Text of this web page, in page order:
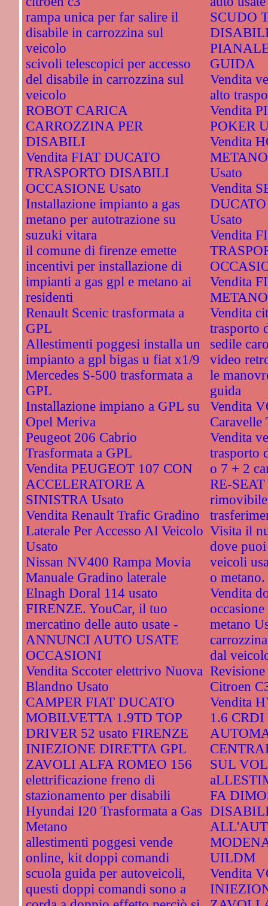
rampa unica per far salire il
disabile in carrozzina sul
veicolo
scivoli telescopici per accesso
del disabile in carrozzina sul
veicolo
ROBOT CARICA
CARROZZINA PER
DISABILI
Vendita FIAT DUCATO
TRASPORTO DISABILI
OCCASIONE Usato
Installazione impianto a gas
metano per autotrazione su
suzuki vitara
il comune di firenze emette
incentivi per installazione di
impianti a gas gpl e metano ai
residenti
Renault Scenic trasformata a
GPL
Allestimenti poggesi installa un
impianto a gpl bigas u fiat x1/9
Mercedes S-500 trasformata a
GPL
Installazione impiano a GPL su
Opel Meriva
Peugeot 206 Cabrio
Trasformata a GPL
Vendita PEUGEOT 107 CON
ACCELERATORE A
SINISTRA Usato
Vendita Renault Trafic Gradino
Laterale Per Accesso Al Veicolo
Usato
Nissan NV400 Rampa Movia
Manuale Gradino laterale
Elnagh Doral 114 usato
FIRENZE. YouCar, il tuo
mercatino delle auto usate -
ANNUNCI AUTO USATE
OCCASIONI
Vendita Sccoter elettrivo Nuova
Blandno Usato
CAMPER FIAT DUCATO
MOBILVETTA 1.9TD TOP
DRIVER 52 usato FIRENZE
INIEZIONE DIRETTA GPL
ZAVOLI ALFA ROMEO 156
elettrificazione freno di
stazionamento per disabili
Hyundai I20 Trasformata a Gas
Metano
allestimenti poggesi vende
online, kit doppi comandi
scuola guida per autoveicoli,
questi doppi comandi sono a
SCUDO
GUIDA
Vendita
alto
Vendita
POKER
Vendita
Usato
Vendita
Usato
Vendita
Vendita
Vendita
trasporto
sedile
video
le
guida
Vendita
Caravelle
Vendita
trasporto
o 7 + 2
RE-SEAT
Visita il
dove
veicoli
o metano.
Vendita
metano
dal
Citroen
Vendita
1.6
SUL
FA
UILDM
Vendita